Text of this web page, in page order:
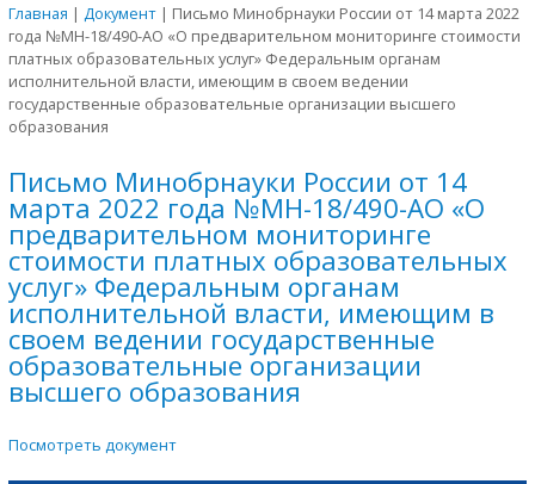
Главная | Документ | Письмо Минобрнауки России от 14 марта 2022
года №МН-18/490-АО «О предварительном мониторинге стоимости
платных образовательных услуг» Федеральным органам
исполнительной власти, имеющим в своем ведении
государственные образовательные организации высшего
образования
Письмо Минобрнауки России от 14
марта 2022 года №МН-18/490-АО «О
предварительном мониторинге
стоимости платных образовательных
услуг» Федеральным органам
исполнительной власти, имеющим в
своем ведении государственные
образовательные организации
высшего образования
Посмотреть документ